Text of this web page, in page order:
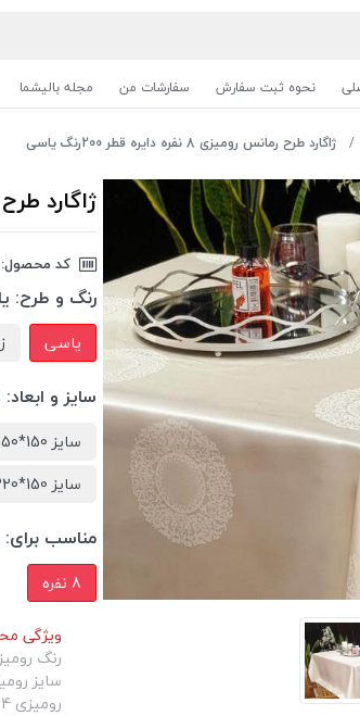
نحوه ثبت سفارش سفارشات من مجله بالیشما
ژاگارد طرح رمانس رومیزی 8 نفره دایره قطر 200رنگ یاسی
ژاگارد طرح رمانس
کد محصول:
رنگ و طرح:
یاسی
سایز و ابعاد:
سایز 150*150
سایز 150*320
مناسب برای:
8 نفره
ویژگی
رنگ